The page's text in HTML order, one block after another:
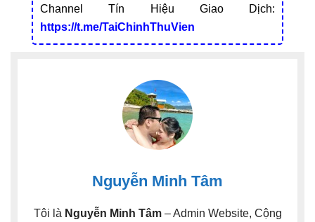
Channel Tín Hiệu Giao Dịch:
https://t.me/TaiChinhThuVien
Nguyễn Minh Tâm
Tôi là Nguyễn Minh Tâm– Admin Website, Cộng